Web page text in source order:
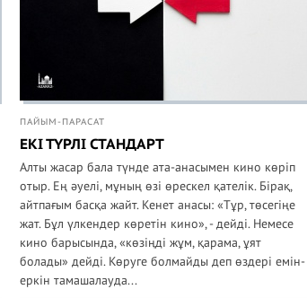
ПАЙЫМ-ПАРАСАТ
ЕКІ ТҮРЛІ СТАНДАРТ
Алты жасар бала түнде ата-анасымен кино көріп
отыр. Ең әуелі, мұның өзі өрескел қателік. Бірақ,
айтпағым басқа жайт. Кенет анасы: «Тұр, төсегіңе
жат. Бұл үлкендер көретін кино», - дейді. Немесе
кино барысында, «көзіңді жұм, қарама, ұят
болады» дейді. Көруге болмайды деп өздері емін-
еркін тамашалауда...